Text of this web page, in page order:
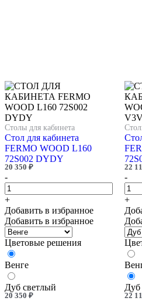
Столы для кабинета
Стол для кабинета
FERMO WOOD L160
72S002 DYDY
20 350 ₽
-
+
Добавить в избранное
Добавить в избранное
Цветовые решения
Венге
Дуб светлый
20 350 ₽
22
-
+
Дуб
22